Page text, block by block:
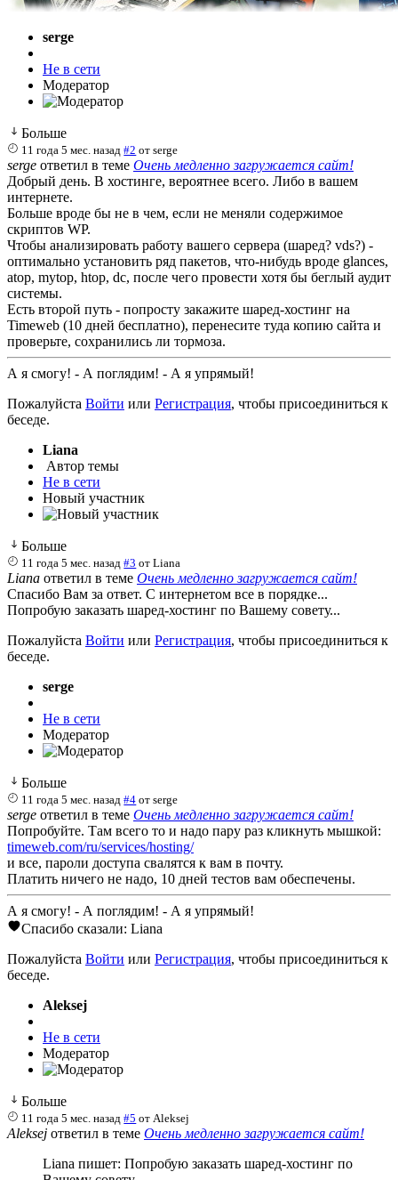
serge
Не в сети
Модератор
Больше
11 года 5 мес. назад #2 отserge
serge ответил в теме Очень медленно загружается сайт!
Добрый день. В хостинге, вероятнее всего. Либо в вашем
интернете.
Больше вроде бы не в чем, если не меняли содержимое
скриптов WP.
Чтобы анализировать работу вашего сервера (шаред? vds?) -
оптимально установить ряд пакетов, что-нибудь вроде glances,
atop, mytop, htop, dc, после чего провести хотя бы беглый аудит
системы.
Есть второй путь - попросту закажите шаред-хостинг на
Timeweb (10 дней бесплатно), перенесите туда копию сайта и
проверьте, сохранились ли тормоза.
А я смогу! - А поглядим! - А я упрямый!
Пожалуйста Войти или Регистрация, чтобы присоединиться к
беседе.
Liana
Автор темы
Не в сети
Новый участник
Больше
11 года 5 мес. назад #3 отLiana
Liana ответил в теме Очень медленно загружается сайт!
Спасибо Вам за ответ. С интернетом все в порядке...
Попробую заказать шаред-хостинг по Вашему совету...
Пожалуйста Войти или Регистрация, чтобы присоединиться к
беседе.
serge
Не в сети
Модератор
Больше
11 года 5 мес. назад #4 отserge
serge ответил в теме Очень медленно загружается сайт!
Попробуйте. Там всего то и надо пару раз кликнуть мышкой:
timeweb.com/ru/services/hosting/
и все, пароли доступа свалятся к вам в почту.
Платить ничего не надо, 10 дней тестов вам обеспечены.
А я смогу! - А поглядим! - А я упрямый!
Спасибо сказали: Liana
Пожалуйста Войти или Регистрация, чтобы присоединиться к
беседе.
Aleksej
Не в сети
Модератор
Больше
11 года 5 мес. назад #5 отAleksej
Aleksej ответил в теме Очень медленно загружается сайт!
Liana пишет: Попробую заказать шаред-хостинг по